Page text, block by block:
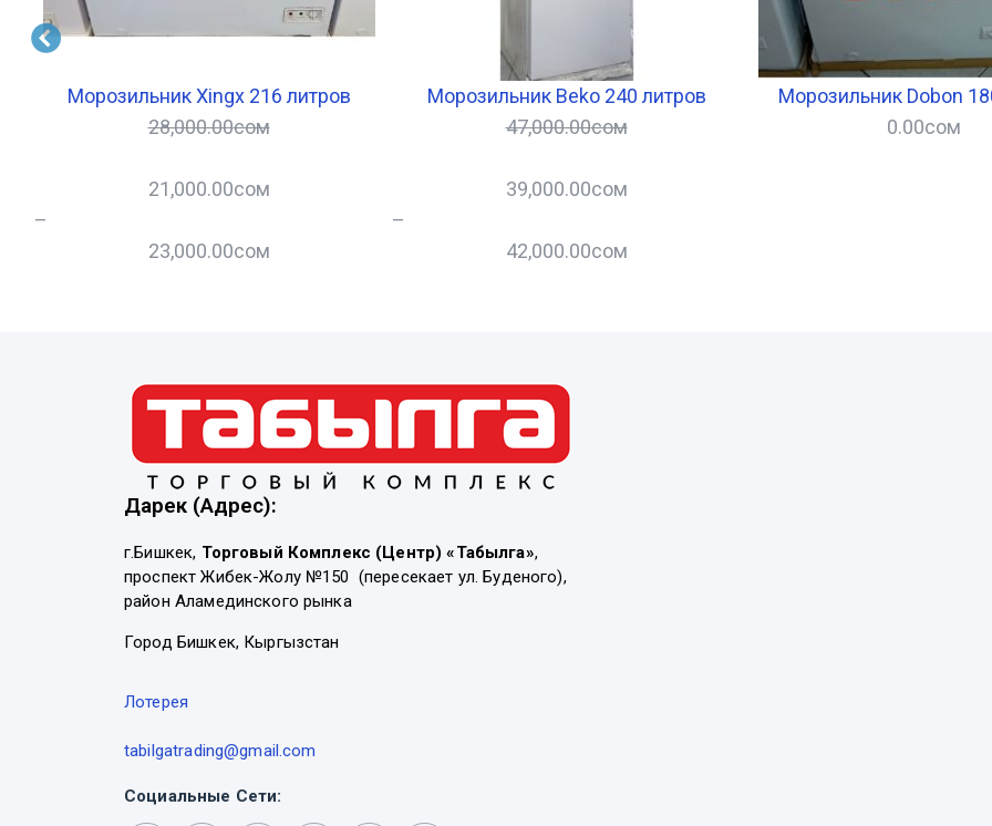
Морозильник Xingx 216 литров
28,000.00сом
21,000.00сом
–
23,000.00сом
Морозильник Beko 240 литров
47,000.00сом
39,000.00сом
–
42,000.00сом
Морозильник Dobon
0.00сом
Дарек (Адрес):
г.Бишкек, Торговый Комплекс (Центр) «Табылга»,
проспект Жибек-Жолу №150 (пересекает ул. Буденого),
район Аламединского рынка
Город Бишкек, Кыргызстан
Лотерея
tabilgatrading@gmail.com
Социальные Сети: